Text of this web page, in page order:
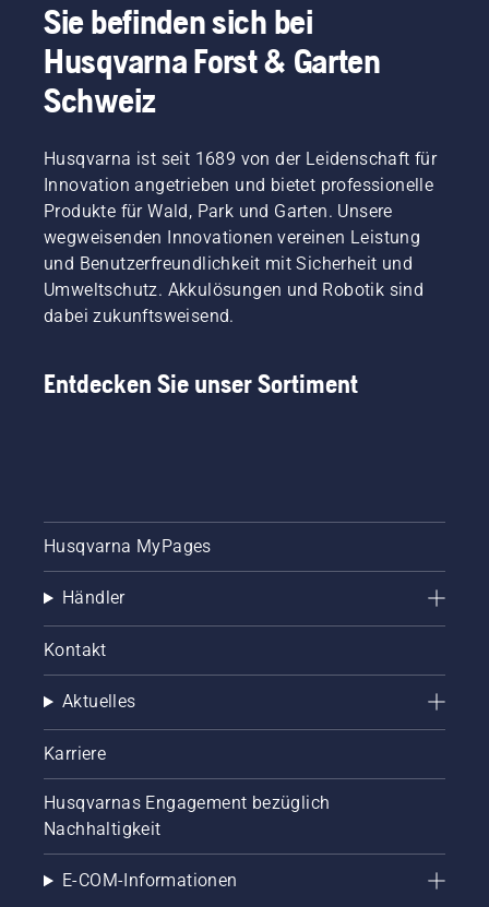
Sie befinden sich bei
Husqvarna Forst & Garten
Schweiz
Husqvarna ist seit 1689 von der Leidenschaft für
Innovation angetrieben und bietet professionelle
Produkte für Wald, Park und Garten. Unsere
wegweisenden Innovationen vereinen Leistung
und Benutzerfreundlichkeit mit Sicherheit und
Umweltschutz. Akkulösungen und Robotik sind
dabei zukunftsweisend.
Entdecken Sie unser Sortiment
Husqvarna MyPages
Händler
Kontakt
Aktuelles
Karriere
Husqvarnas Engagement bezüglich
Nachhaltigkeit
E-COM-Informationen